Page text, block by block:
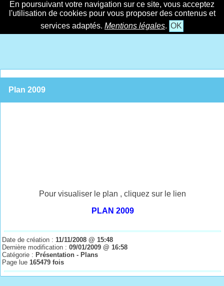
En poursuivant votre navigation sur ce site, vous acceptez
l'utilisation de cookies pour vous proposer des contenus et
services adaptés. Mentions légales. OK
Plan 2009
Pour visualiser le plan , cliquez sur le lien
PLAN 2009
Date de création :11/11/2008 @ 15:48
Dernière modification :09/01/2009 @ 16:58
Catégorie : Présentation - Plans
Page lue165479 fois